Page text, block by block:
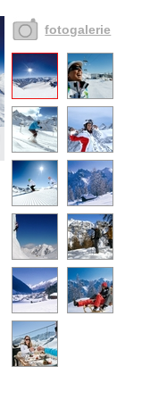
fotogalerie